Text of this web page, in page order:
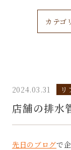
カテゴ
2024.03.31
店舗の排水
先日のブログで